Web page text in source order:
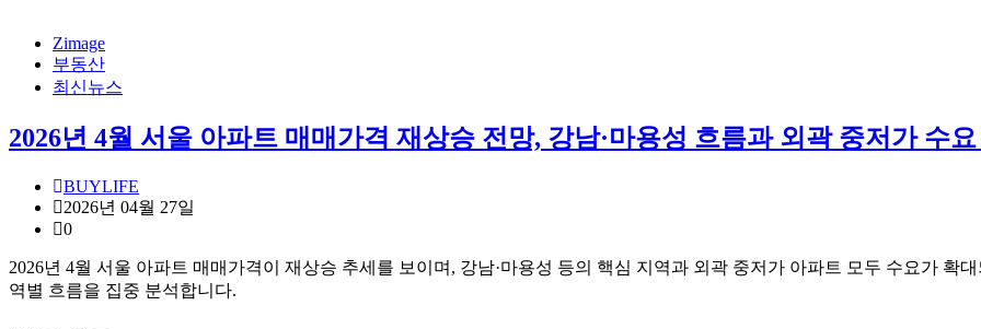
Zimage
부동산
최신뉴스
2026년 4월 서울 아파트 매매가격 재상승 전망, 강남·마용성 흐름과 외곽 중저가 수
BUYLIFE
2026년 04월 27일
0
2026년 4월 서울 아파트 매매가격이 재상승 추세를 보이며, 강남·마용성 등의 핵심 지역과 외곽 중저가 아파트 모두 수요가 확
역별 흐름을 집중 분석합니다.